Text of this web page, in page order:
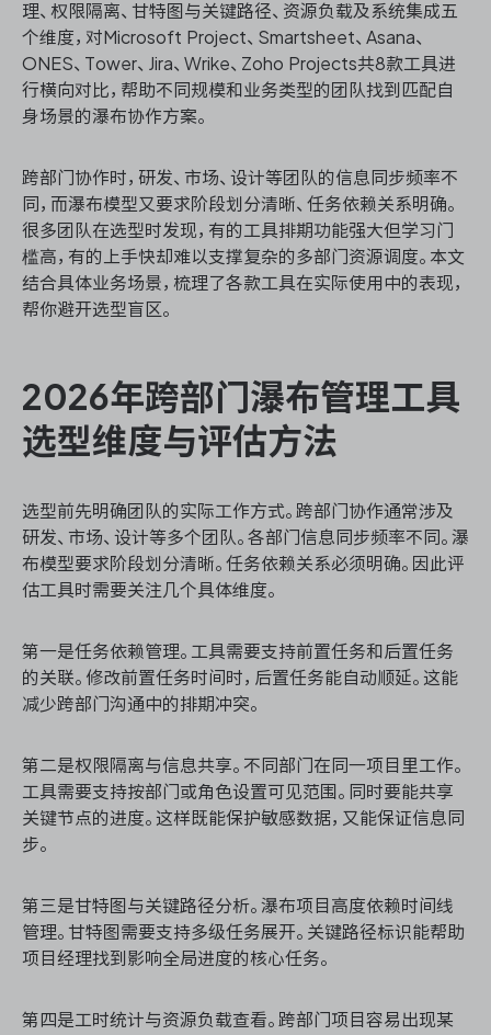
理、权限隔离、甘特图与关键路径、资源负载及系统集成五
个维度，对Microsoft Project、Smartsheet、Asana、
ONES、Tower、Jira、Wrike、Zoho Projects共8款工具进
行横向对比，帮助不同规模和业务类型的团队找到匹配自
身场景的瀑布协作方案。
跨部门协作时，研发、市场、设计等团队的信息同步频率不
同，而瀑布模型又要求阶段划分清晰、任务依赖关系明确。
很多团队在选型时发现，有的工具排期功能强大但学习门
槛高，有的上手快却难以支撑复杂的多部门资源调度。本文
结合具体业务场景，梳理了各款工具在实际使用中的表现，
帮你避开选型盲区。
2026年跨部门瀑布管理工具
选型维度与评估方法
选型前先明确团队的实际工作方式。跨部门协作通常涉及
研发、市场、设计等多个团队。各部门信息同步频率不同。瀑
布模型要求阶段划分清晰。任务依赖关系必须明确。因此评
估工具时需要关注几个具体维度。
第一是任务依赖管理。工具需要支持前置任务和后置任务
的关联。修改前置任务时间时，后置任务能自动顺延。这能
减少跨部门沟通中的排期冲突。
第二是权限隔离与信息共享。不同部门在同一项目里工作。
工具需要支持按部门或角色设置可见范围。同时要能共享
关键节点的进度。这样既能保护敏感数据，又能保证信息同
步。
第三是甘特图与关键路径分析。瀑布项目高度依赖时间线
管理。甘特图需要支持多级任务展开。关键路径标识能帮助
项目经理找到影响全局进度的核心任务。
第四是工时统计与资源负载查看。跨部门项目容易出现某